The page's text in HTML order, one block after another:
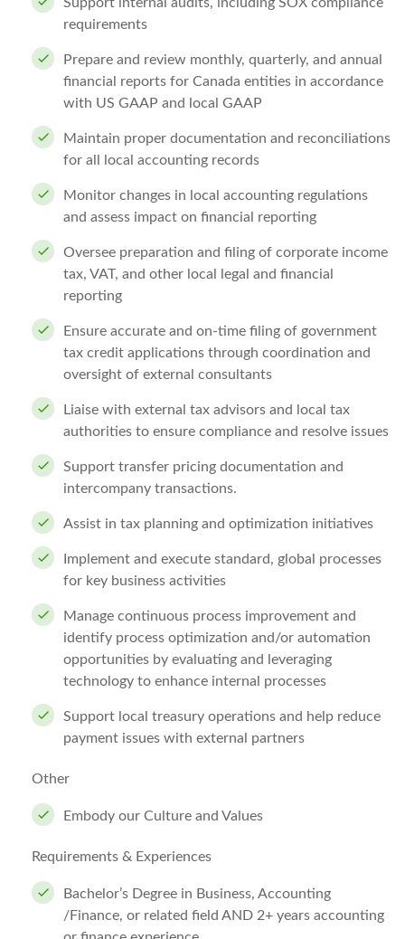
requirements
Prepare and review monthly, quarterly, and annual
financial reports for Canada entities in accordance
with US GAAP and local GAAP
Maintain proper documentation and reconciliations
for all local accounting records
Monitor changes in local accounting regulations
and assess impact on financial reporting
Oversee preparation and filing of corporate income
tax, VAT, and other local legal and financial
reporting
Ensure accurate and on-time filing of government
tax credit applications through coordination and
oversight of external consultants
Liaise with external tax advisors and local tax
authorities to ensure compliance and resolve issues
Support transfer pricing documentation and
intercompany transactions.
Assist in tax planning and optimization initiatives
Implement and execute standard, global processes
for key business activities
Manage continuous process improvement and
identify process optimization and/or automation
opportunities by evaluating and leveraging
technology to enhance internal processes
Support local treasury operations and help reduce
payment issues with external partners
Other
Embody our Culture and Values
Requirements & Experiences
Bachelor’s Degree in Business, Accounting
/Finance, or related field AND 2+ years accounting